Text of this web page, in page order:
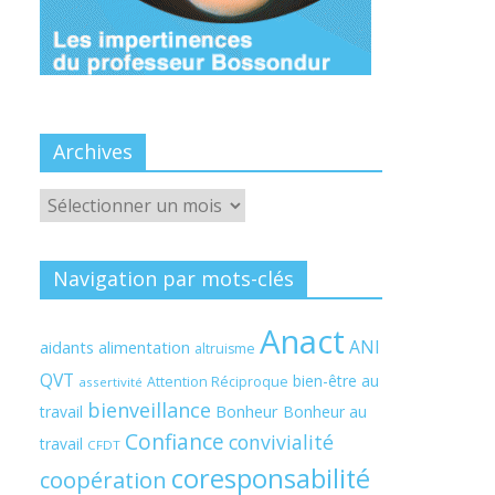
Archives
Archives
Navigation par mots-clés
aidants alimentation altruisme Anact ANI
QVT assertivité Attention Réciproque bien-être au
travail bienveillance Bonheur Bonheur au
travail CFDT Confiance convivialité
coopération coresponsabilité